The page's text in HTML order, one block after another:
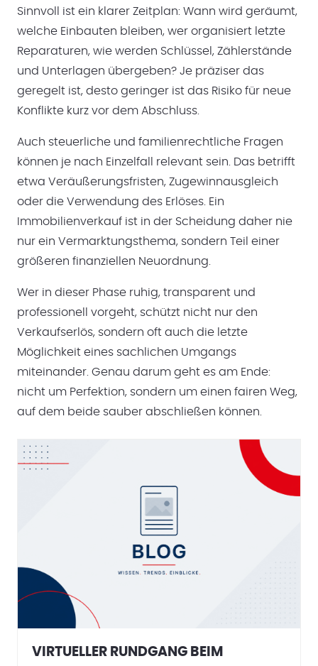
Sinnvoll ist ein klarer Zeitplan: Wann wird geräumt,
welche Einbauten bleiben, wer organisiert letzte
Reparaturen, wie werden Schlüssel, Zählerstände
und Unterlagen übergeben? Je präziser das
geregelt ist, desto geringer ist das Risiko für neue
Konflikte kurz vor dem Abschluss.
Auch steuerliche und familienrechtliche Fragen
können je nach Einzelfall relevant sein. Das betrifft
etwa Veräußerungsfristen, Zugewinnausgleich
oder die Verwendung des Erlöses. Ein
Immobilienverkauf ist in der Scheidung daher nie
nur ein Vermarktungsthema, sondern Teil einer
größeren finanziellen Neuordnung.
Wer in dieser Phase ruhig, transparent und
professionell vorgeht, schützt nicht nur den
Verkaufserlös, sondern oft auch die letzte
Möglichkeit eines sachlichen Umgangs
miteinander. Genau darum geht es am Ende:
nicht um Perfektion, sondern um einen fairen Weg,
auf dem beide sauber abschließen können.
VIRTUELLER RUNDGANG BEIM